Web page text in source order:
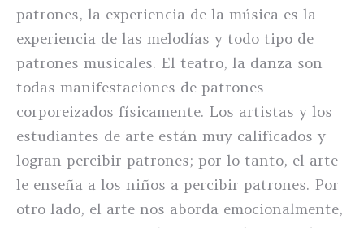
patrones, la experiencia de la música es la
experiencia de las melodías y todo tipo de
patrones musicales. El teatro, la danza son
todas manifestaciones de patrones
corporeizados físicamente. Los artistas y los
estudiantes de arte están muy calificados y
logran percibir patrones; por lo tanto, el arte
le enseña a los niños a percibir patrones. Por
otro lado, el arte nos aborda emocionalmente,